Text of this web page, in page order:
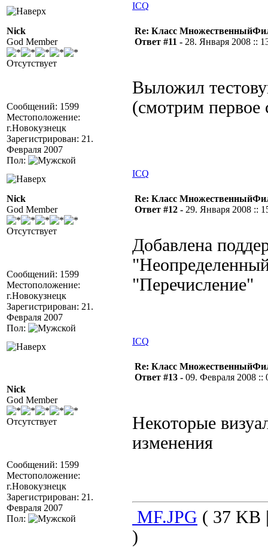
ICQ
Nick
God Member
Отсутствует
Сообщений: 1599
Местоположение:
г.Новокузнецк
Зарегистрирован: 21.
Февраля 2007
Пол:
Re: Класс
Ответ #11 - 28. Января 2008 ::
Выложил
(смотрим первое
ICQ
Nick
God Member
Отсутствует
Сообщений: 1599
Местоположение:
г.Новокузнецк
Зарегистрирован: 21.
Февраля 2007
Пол:
Re: Класс
Ответ #12 - 29. Января 2008 ::
Добавлена
"Перечисление"
ICQ
Nick
God Member
Отсутствует
Сообщений: 1599
Местоположение:
г.Новокузнецк
Зарегистрирован: 21.
Февраля 2007
Пол:
Re: Класс
Ответ #13 - 09. Февраля 2008 ::
Некоторые
изменения
MF.JPG ( 37 KB
)